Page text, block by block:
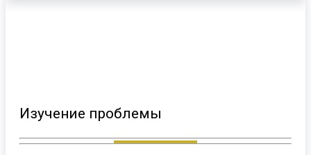
Изучение проблемы